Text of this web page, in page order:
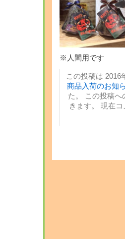
※人間用です
この投稿は 2016
商品入荷のお知
た。 この投稿へ
きます。 現在